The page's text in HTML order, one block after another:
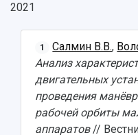
2021
1 Салмин В.В.,
Анализ
двигательных
проведения
рабочей орбиты
аппаратов//